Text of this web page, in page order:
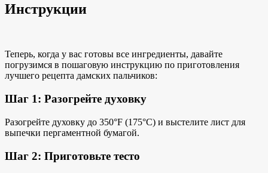
Инструкции
Теперь, когда у вас готовы все ингредиенты, давайте
погрузимся в пошаговую инструкцию по приготовления
лучшего рецепта дамских пальчиков:
Шаг 1: Разогрейте духовку
Разогрейте духовку до 350°F (175°C) и выстелите лист для
выпечки пергаментной бумагой.
Шаг 2: Приготовьте тесто